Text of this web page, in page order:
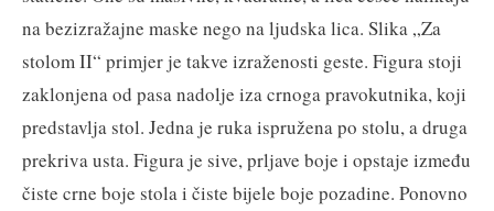
na bezizražajne maske nego na ljudska lica. Slika „Za
stolom II“ primjer je takve izraženosti geste. Figura stoji
zaklonjena od pasa nadolje iza crnoga pravokutnika, koji
predstavlja stol. Jedna je ruka ispružena po stolu, a druga
prekriva usta. Figura je sive, prljave boje i opstaje između
čiste crne boje stola i čiste bijele boje pozadine. Ponovno